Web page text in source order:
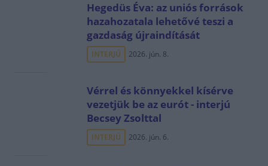
Hegedüs Éva: az uniós források
hazahozatala lehetővé teszi a
gazdaság újraindítását
INTERJÚ 2026. jún. 8.
Vérrel és könnyekkel kísérve
vezetjük be az eurót - interjú
Becsey Zsolttal
INTERJÚ 2026. jún. 6.